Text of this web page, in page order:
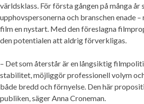
världsklass. För första gången på många
upphovspersonerna och branschen enade
film en nystart. Med den föreslagna
den potentialen att aldrig förverkligas.
– Det som återstår är en långsiktig
stabilitet, möjliggör professionell volym
både bredd och förnyelse. Den här
publiken, säger Anna Croneman.